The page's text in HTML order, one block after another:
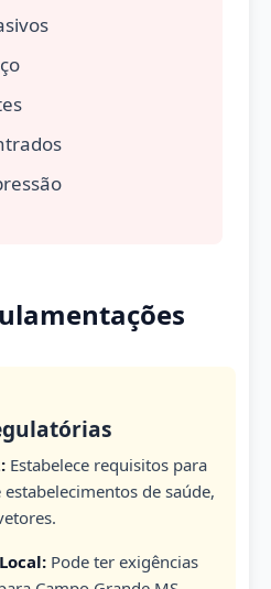
Estabelece requisitos para
de saúde,
Pode ter exigências